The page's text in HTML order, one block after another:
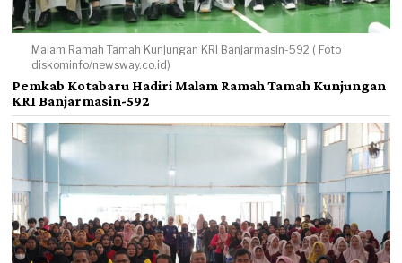
Malam Ramah Tamah Kunjungan KRI Banjarmasin-592 ( Foto
diskominfo/newsway.co.id)
Pemkab Kotabaru Hadiri Malam Ramah Tamah Kunjungan
KRI Banjarmasin-592